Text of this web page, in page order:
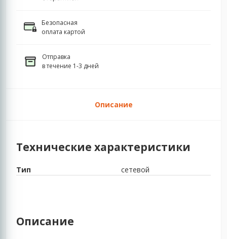
Безопасная
оплата картой
Отправка
в течение 1-3 дней
Описание
Технические характеристики
Тип сетевой
Описание